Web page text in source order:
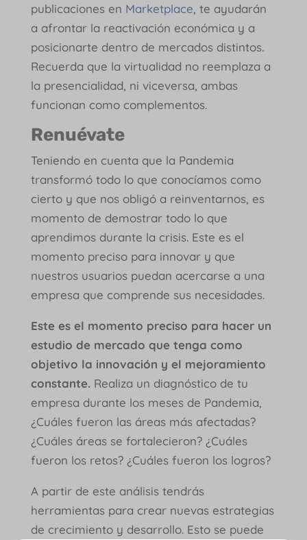
publicaciones en Marketplace, te ayudarán
a afrontar la reactivación económica y a
posicionarte dentro de mercados distintos.
Recuerda que la virtualidad no reemplaza a
la presencialidad, ni viceversa, ambas
funcionan como complementos.
Renuévate
Teniendo en cuenta que la Pandemia
transformó todo lo que conocíamos como
cierto y que nos obligó a reinventarnos, es
momento de demostrar todo lo que
aprendimos durante la crisis. Este es el
momento preciso para innovar y que
nuestros usuarios puedan acercarse a una
empresa que comprende sus necesidades.
Este es el momento preciso para hacer un
estudio de mercado que tenga como
objetivo la innovación y el mejoramiento
constante. Realiza un diagnóstico de tu
empresa durante los meses de Pandemia,
¿Cuáles fueron las áreas más afectadas?
¿Cuáles áreas se fortalecieron? ¿Cuáles
fueron los retos? ¿Cuáles fueron los logros?
A partir de este análisis tendrás
herramientas para crear nuevas estrategias
de crecimiento y desarrollo. Esto se puede